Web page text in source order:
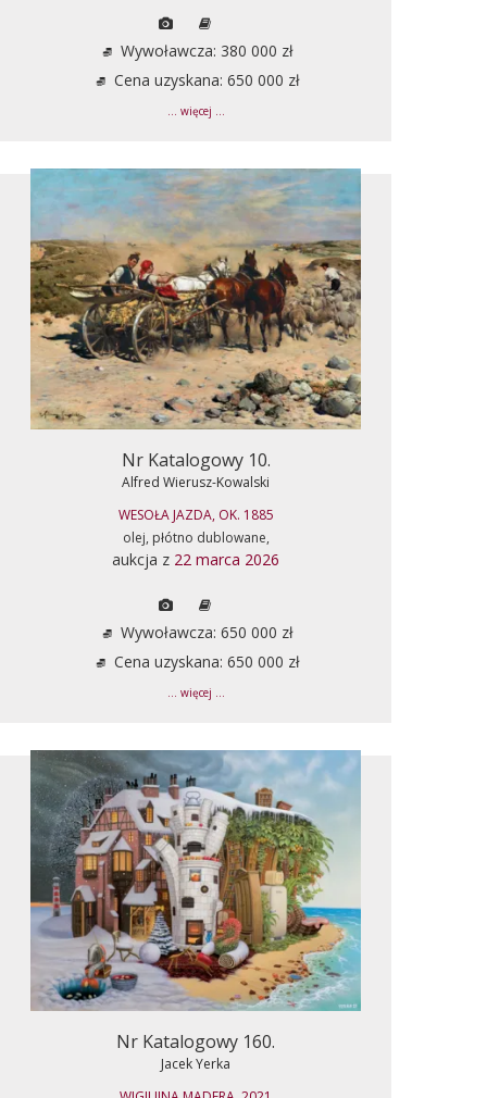
Wywoławcza: 380 000 zł
Cena uzyskana: 650 000 zł
... więcej ...
Nr Katalogowy 10.
Alfred Wierusz-Kowalski
WESOŁA JAZDA, OK. 1885
olej, płótno dublowane,
aukcja z 22 marca 2026
Wywoławcza: 650 000 zł
Cena uzyskana: 650 000 zł
... więcej ...
Nr Katalogowy 160.
Jacek Yerka